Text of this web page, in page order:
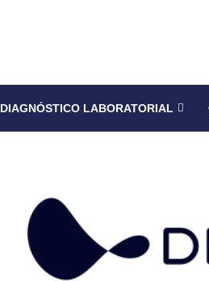
DIAGNÓSTICO LABORATORIAL